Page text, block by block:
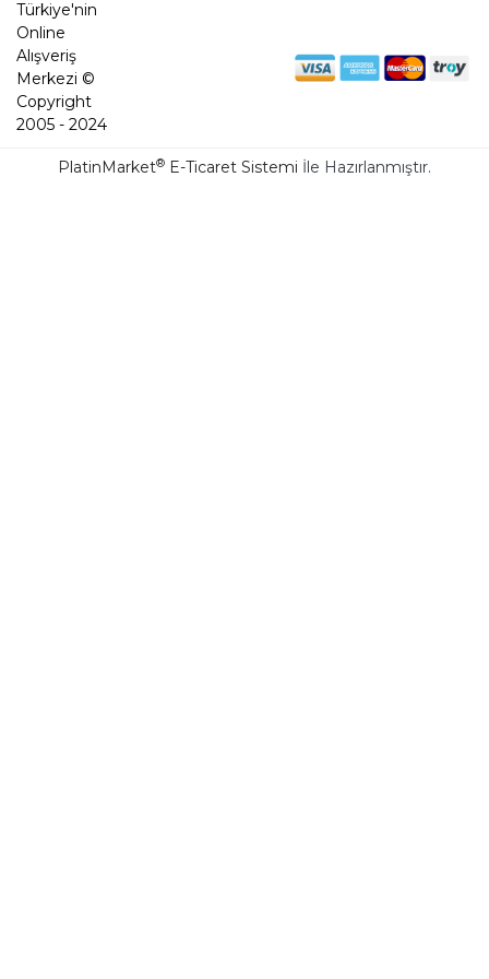
Türkiye'nin
Online
Alışveriş
Merkezi ©
Copyright
2005 - 2024
PlatinMarket® E-Ticaret Sistemi İle Hazırlanmıştır.